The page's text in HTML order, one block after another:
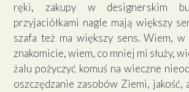
ręki, zakupy w designerskim
przyjaciółkami nagle mają większy
szafa też ma większy sens. Wiem, w
znakomicie, wiem, co mniej mi służy,
żalu pożyczyć komuś na wieczne
oszczędzanie zasobów Ziemi, jakość,